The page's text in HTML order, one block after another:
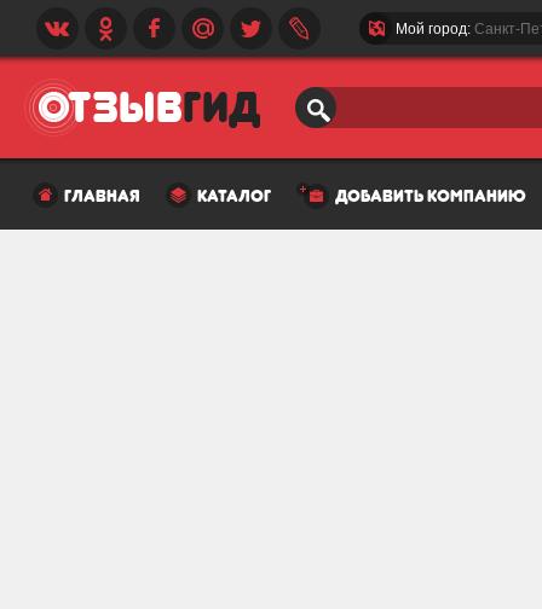
Мой город: Санкт-
главная каталог добавить компанию